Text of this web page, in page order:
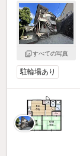
すべての写真
駐輪場あり